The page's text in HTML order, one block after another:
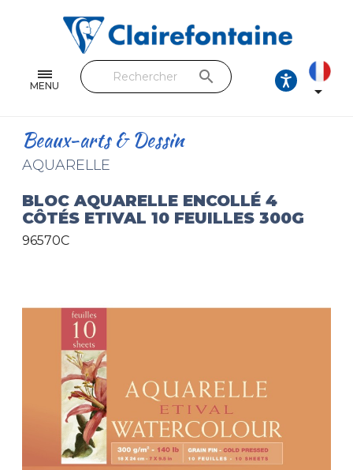
MENU
Feuilles & Copies
Beaux-arts & Dessin
Loisirs créatifs
Cuir & trousses
search

Beaux-arts & Dessin
AQUARELLE
BLOC AQUARELLE ENCOLLÉ 4
CÔTÉS ETIVAL 10 FEUILLES 300G
96570C